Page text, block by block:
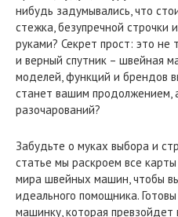
нибудь задумывались, что
стежка, безупречной строчки
руками? Секрет прост: это не
и верный спутник – швейная
моделей, функций и брендов
станет вашим продолжением,
разочарований?
Забудьте о муках выбора и
статье мы раскроем все
мира швейных машин, чтобы
идеального помощника.
машинку, которая